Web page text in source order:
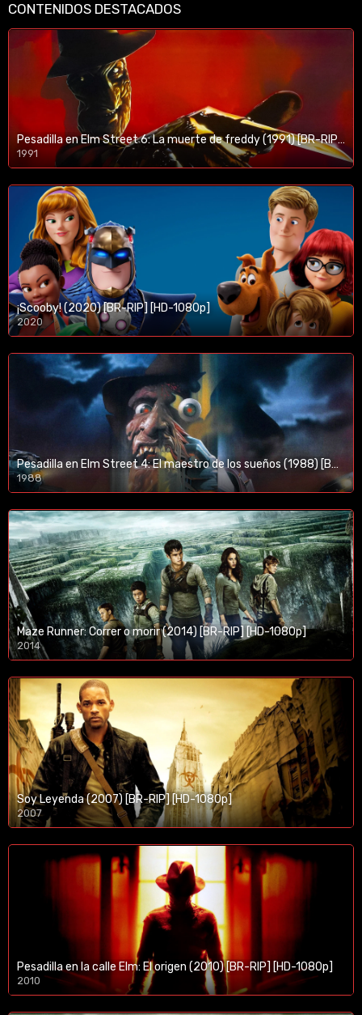
CONTENIDOS DESTACADOS
Pesadilla en Elm Street 6: La muerte de freddy (1991) [BR-RIP] [HD-1080p]
1991
¡Scooby! (2020) [BR-RIP] [HD-1080p]
2020
1080p/720p
Pesadilla en Elm Street 4: El maestro de los sueños (1988) [BR-RIP] [HD-1080p]
1988
Maze Runner: Correr o morir (2014) [BR-RIP] [HD-1080p]
2014
1080p/720p
Soy Leyenda (2007) [BR-RIP] [HD-1080p]
2007
1080p/720p
Pesadilla en la calle Elm: El origen (2010) [BR-RIP] [HD-1080p]
2010
1080p/720p